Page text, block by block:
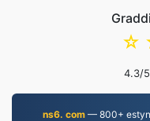
☆
4.3/
ns6. com — 800+